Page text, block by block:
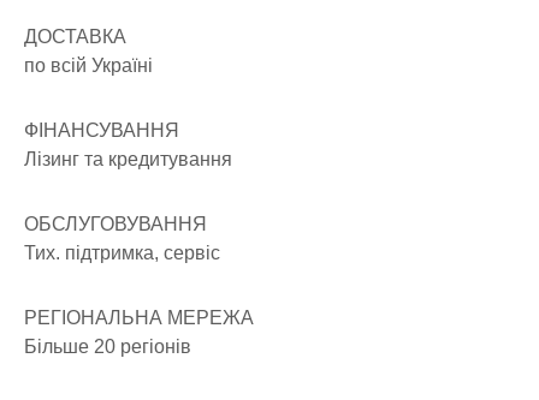
ДОСТАВКА
по всій Україні
ФІНАНСУВАННЯ
Лізинг та кредитування
ОБСЛУГОВУВАННЯ
Тих. підтримка, сервіс
РЕГІОНАЛЬНА МЕРЕЖА
Більше 20 регіонів